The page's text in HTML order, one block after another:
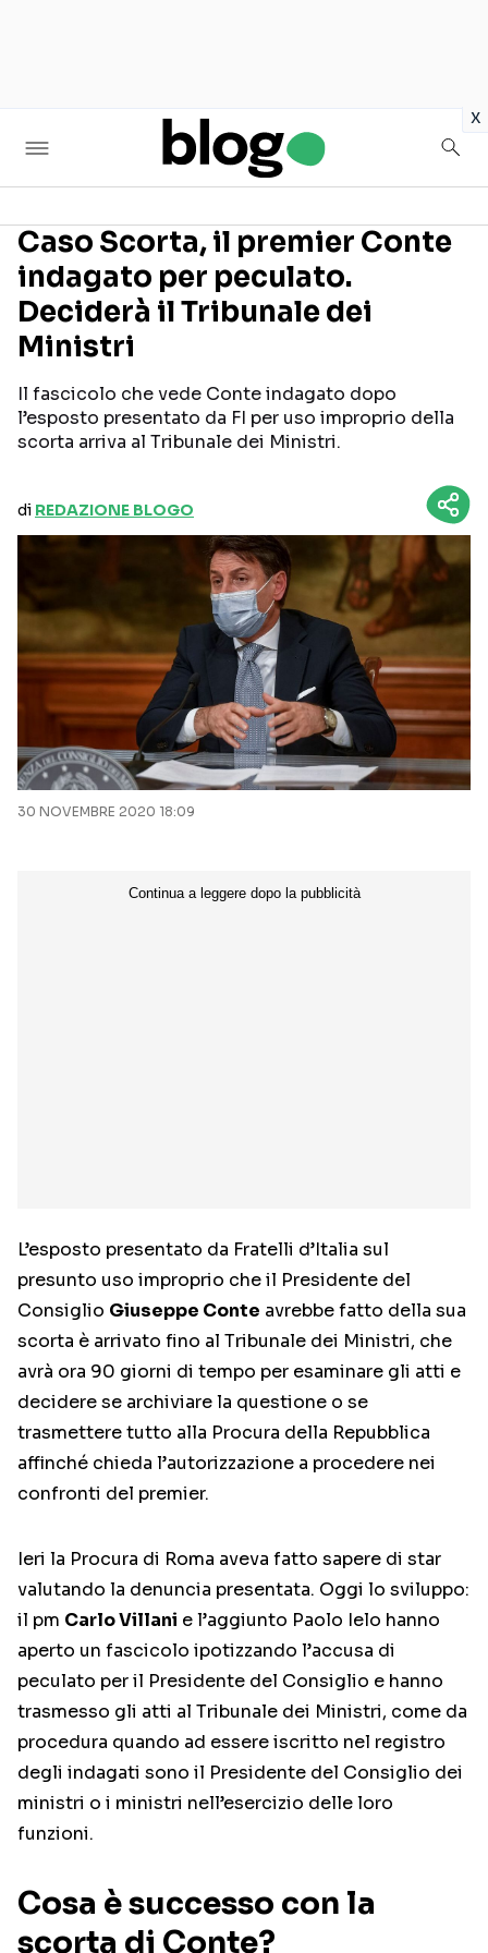
x
Seguici sui social
Caso Scorta, il premier Conte
indagato per peculato.
Deciderà il Tribunale dei
Ministri
Il fascicolo che vede Conte indagato dopo
l’esposto presentato da FI per uso improprio della
scorta arriva al Tribunale dei Ministri.
di REDAZIONE BLOGO
30 NOVEMBRE 2020 18:09
L’esposto presentato da Fratelli d’Italia sul
presunto uso improprio che il Presidente del
Consiglio Giuseppe Conte avrebbe fatto della sua
scorta è arrivato fino al Tribunale dei Ministri, che
avrà ora 90 giorni di tempo per esaminare gli atti e
decidere se archiviare la questione o se
trasmettere tutto alla Procura della Repubblica
affinché chieda l’autorizzazione a procedere nei
confronti del premier.
Ieri la Procura di Roma aveva fatto sapere di star
valutando la denuncia presentata. Oggi lo sviluppo:
il pm Carlo Villani e l’aggiunto Paolo Ielo hanno
aperto un fascicolo ipotizzando l’accusa di
peculato per il Presidente del Consiglio e hanno
trasmesso gli atti al Tribunale dei Ministri, come da
procedura quando ad essere iscritto nel registro
degli indagati sono il Presidente del Consiglio dei
ministri o i ministri nell’esercizio delle loro
funzioni.
Cosa è successo con la
scorta di Conte?